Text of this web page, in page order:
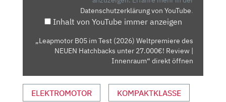
NEUEN
HATCHBACKS
|
INNENRAUM“
Datenschutzerklärung von YouTube.
Inhalt von YouTube immer anzeigen
„Leapmotor B05 im Test (2026) Weltpremiere des
NEUEN Hatchbacks unter 27.000€! Review |
Innenraum“ direkt öffnen
ELEKTROMOTOR KOMPAKTKLASSE